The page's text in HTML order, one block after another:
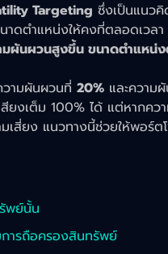
Targeting ซึ่งเป็นแนว
ดตำแหน่งให้คงที่ตลอดเวล
ผันผวนสูงขึ้น ขนาดตำแหน่
ามผันผวนที่ 20% และความ
ยงเต็ม 100% ได้ แต่หากค
สี่ยง แนวทางนี้ช่วยให้พอร์ต
พย์นั้น
การถือครองสินทรัพย์